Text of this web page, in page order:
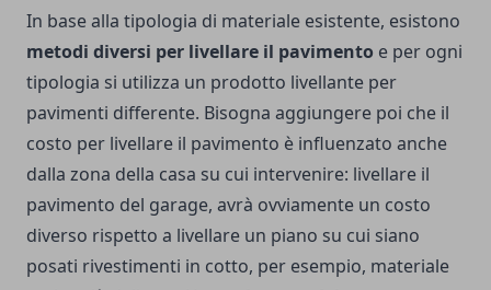
In base alla tipologia di materiale esistente, esistono
metodi diversi per livellare il pavimento e per ogni
tipologia si utilizza un prodotto livellante per
pavimenti differente. Bisogna aggiungere poi che il
costo per livellare il pavimento è influenzato anche
dalla zona della casa su cui intervenire: livellare il
pavimento del garage, avrà ovviamente un costo
diverso rispetto a livellare un piano su cui siano
posati rivestimenti in cotto, per esempio, materiale